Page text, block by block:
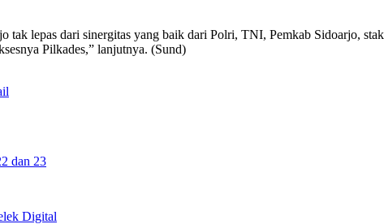
tak lepas dari sinergitas yang baik dari Polri, TNI, Pemkab Sidoarjo,
Pilkades,” lanjutnya. (Sund)
dan 23
Digital